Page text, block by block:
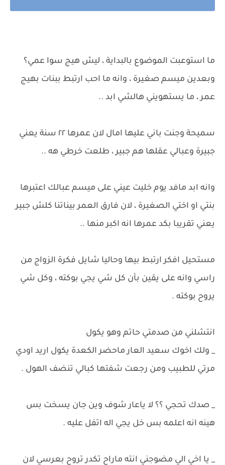
ما استوعبت الموضوع بالبداية ، ليش هيج سوا عمي؟
وبعدين ميسم صغيرة ، وانه ما احب ارتبط ببنات بهيج
عمر ، ما يستهويني هالشي ابد ..
سميحة وجنت باني عليها امال لان عمرها ٢٢ سنة يعني
جبيرة وعبالي عقلها هم جبير ، طلعت خرطي هه ..
وانه ابد مافد يوم خليت عيني على ميسم عبالك اعتبرها
بنتي او اختي الصغيرة ، لان فارق العمر بيناتنا كلش جبير
يعني تقريبا بكد عمرها انه اكبر منها ..
مستحيل افكر ارتبط بيها وحاليا شايل فكرة الزواج من
راسي وانه على يقين بأن كل شي يجي بوكته ، وكل شي
يروح بوكته .
انتشلني من صدمتي حاتم وهو يكول
_ ولك اخوك سعيد العار ماحضر الكعدة يكول اريد اودي
مرتي للطبيب ومن رجعت شفتها كبالي تنضف الهول .
_ صدك تحجي ؟؟ لا ياعار شوف وين جان يسخت بس
هينه انه اعلمه بس خل يجي اله اتفل عليه .
_ يا اخي الي مضوجني انته ماراح تكدر تروح بعرسي لان